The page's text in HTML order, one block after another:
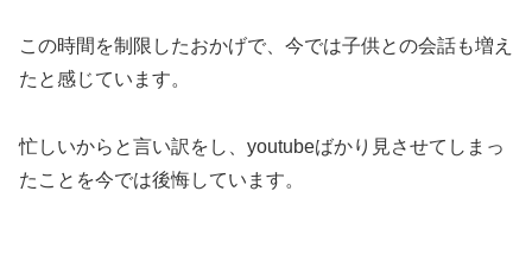
この時間を制限したおかげで、今では子供との会話も増え
たと感じています。
忙しいからと言い訳をし、youtubeばかり見させてしまっ
たことを今では後悔しています。